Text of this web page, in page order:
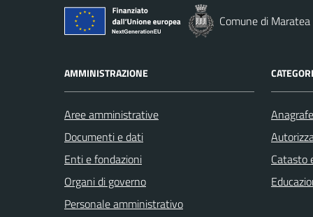
Comune di Maratea
AMMINISTRAZIONE
Aree amministrative
Documenti e dati
Enti e fondazioni
Organi di governo
Personale amministrativo
Catasto